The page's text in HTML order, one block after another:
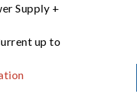
Supply +
up to